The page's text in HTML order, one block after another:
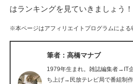
ビジネスと働き方のヒント
AI活用のいまが分かる
企業ITのトレンドを詳説
経営リーダーのコミュニティ
はランキングを見ていきましょう！
※本ページはアフィリエイトプログラムによる
筆者：高橋マナブ
1979年生まれ。雑誌編集者→IT
ち上げ→民放テレビ局で番組制